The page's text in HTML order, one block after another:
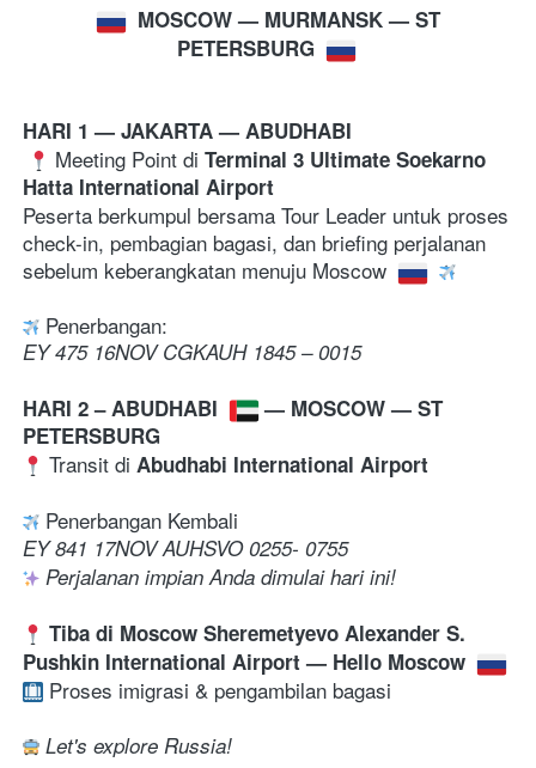
MOSCOW — MURMANSK — ST
PETERSBURG
HARI 1 — JAKARTA — ABUDHABI
Meeting Point di Terminal 3 Ultimate Soekarno
Hatta International Airport
Peserta berkumpul bersama Tour Leader untuk proses
check-in, pembagian bagasi, dan briefing perjalanan
sebelum keberangkatan menuju Moscow
Penerbangan:
EY 475 16NOV CGKAUH 1845 – 0015
HARI 2 – ABUDHABI
— MOSCOW — ST
PETERSBURG
Transit di Abudhabi International Airport
Penerbangan Kembali
EY 841 17NOV AUHSVO 0255- 0755
Perjalanan impian Anda dimulai hari ini!
Tiba di Moscow Sheremetyevo Alexander S.
Pushkin International Airport — Hello Moscow
Proses imigrasi & pengambilan bagasi
Let's explore Russia!